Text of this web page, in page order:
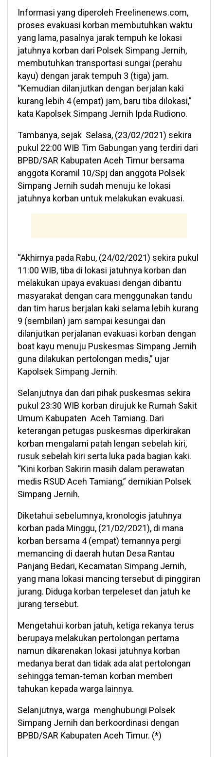
Informasi yang diperoleh Freelinenews.com,
proses evakuasi korban membutuhkan waktu
yang lama, pasalnya jarak tempuh ke lokasi
jatuhnya korban dari Polsek Simpang Jernih,
membutuhkan transportasi sungai (perahu
kayu) dengan jarak tempuh 3 (tiga) jam.
“Kemudian dilanjutkan dengan berjalan kaki
kurang lebih 4 (empat) jam, baru tiba dilokasi,”
kata Kapolsek Simpang Jernih Ipda Rudiono.
Tambanya, sejak Selasa, (23/02/2021) sekira
pukul 22:00 WIB Tim Gabungan yang terdiri dari
BPBD/SAR Kabupaten Aceh Timur bersama
anggota Koramil 10/Spj dan anggota Polsek
Simpang Jernih sudah menuju ke lokasi
jatuhnya korban untuk melakukan evakuasi.
“Akhirnya pada Rabu, (24/02/2021) sekira pukul
11:00 WIB, tiba di lokasi jatuhnya korban dan
melakukan upaya evakuasi dengan dibantu
masyarakat dengan cara menggunakan tandu
dan tim harus berjalan kaki selama lebih kurang
9 (sembilan) jam sampai kesungai dan
dilanjutkan perjalanan evakuasi korban dengan
boat kayu menuju Puskesmas Simpang Jernih
guna dilakukan pertolongan medis,” ujar
Kapolsek Simpang Jernih.
Selanjutnya dan dari pihak puskesmas sekira
pukul 23:30 WIB korban dirujuk ke Rumah Sakit
Umum Kabupaten Aceh Tamiang. Dari
keterangan petugas puskesmas diperkirakan
korban mengalami patah lengan sebelah kiri,
rusuk sebelah kiri serta luka pada bagian kaki.
“Kini korban Sakirin masih dalam perawatan
medis RSUD Aceh Tamiang,” demikian Polsek
Simpang Jernih.
Diketahui sebelumnya, kronologis jatuhnya
korban pada Minggu, (21/02/2021), di mana
korban bersama 4 (empat) temannya pergi
memancing di daerah hutan Desa Rantau
Panjang Bedari, Kecamatan Simpang Jernih,
yang mana lokasi mancing tersebut di pinggiran
jurang. Diduga korban terpeleset dan jatuh ke
jurang tersebut.
Mengetahui korban jatuh, ketiga rekanya terus
berupaya melakukan pertolongan pertama
namun dikarenakan lokasi jatuhnya korban
medanya berat dan tidak ada alat pertolongan
sehingga teman-teman korban memberi
tahukan kepada warga lainnya.
Selanjutnya, warga menghubungi Polsek
Simpang Jernih dan berkoordinasi dengan
BPBD/SAR Kabupaten Aceh Timur. (*)